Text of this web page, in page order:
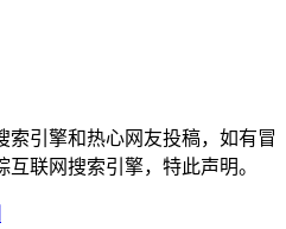
索引擎和热心网友投稿，如有冒
联网搜索引擎，特此声明。